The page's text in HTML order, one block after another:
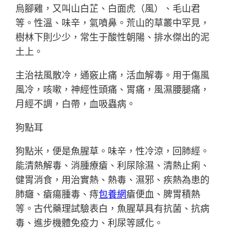
烏腳雞，又叫山白芷、白面虎（風）、毛山君
等。性溫、味辛，氣噴鼻。荒山的草叢中罕見，
樹林下則少少，常生于酸性朝陽、排水傑出的泥
土上。
主治祛風散冷，通竅止痛，活血解毒。用于傷風
風冷，咳嗽，神經性頭痛、胃痛，風濕腰腿痛，
月經不調，白帶，血吸蟲病。
狗點耳
狗點米，便是魚腥草。味辛，性冷涼，回肺經。
能清熱解毒、消腫療瘡、利尿除濕、清熱止痢、
健胃消食，用治實熱、熱毒、濕邪、疾熱為患的
肺癰、瘡瘍腫毒、痔包養網瘡便血、脾胃積熱
等。古代藥理試驗表白，魚腥草具有抗菌、抗病
毒、進步機體免疫力、利尿等感化。